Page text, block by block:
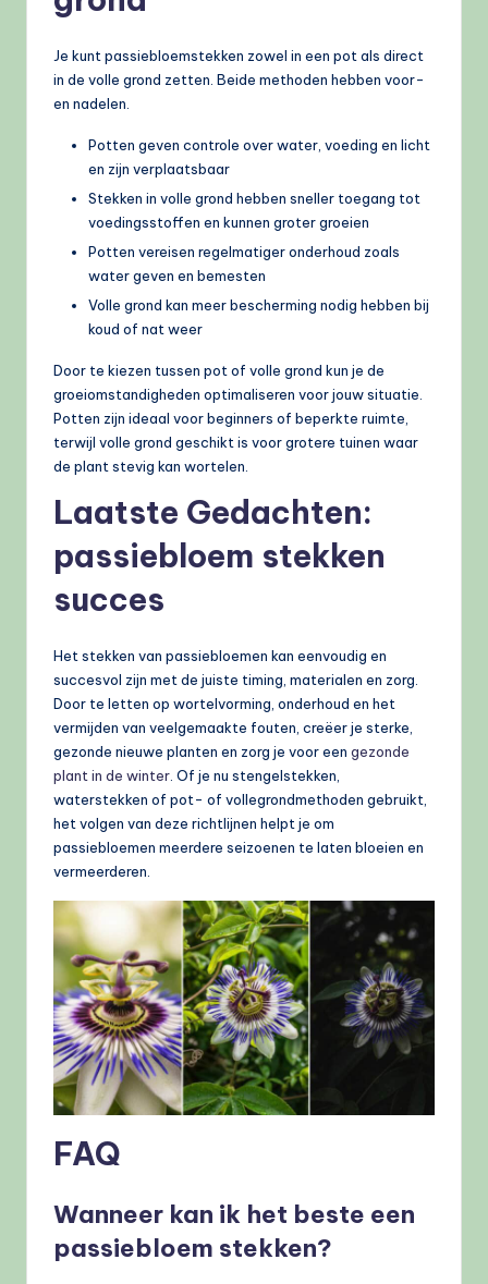
Je kunt passiebloemstekken zowel in een pot als direct
in de volle grond zetten. Beide methoden hebben voor-
en nadelen.
Potten geven controle over water, voeding en licht
en zijn verplaatsbaar
Stekken in volle grond hebben sneller toegang tot
voedingsstoffen en kunnen groter groeien
Potten vereisen regelmatiger onderhoud zoals
water geven en bemesten
Volle grond kan meer bescherming nodig hebben bij
koud of nat weer
Door te kiezen tussen pot of volle grond kun je de
groeiomstandigheden optimaliseren voor jouw situatie.
Potten zijn ideaal voor beginners of beperkte ruimte,
terwijl volle grond geschikt is voor grotere tuinen waar
de plant stevig kan wortelen.
Laatste Gedachten:
passiebloem stekken
succes
Het stekken van passiebloemen kan eenvoudig en
succesvol zijn met de juiste timing, materialen en zorg.
Door te letten op wortelvorming, onderhoud en het
vermijden van veelgemaakte fouten, creëer je sterke,
gezonde nieuwe planten en zorg je voor een gezonde
plant in de winter. Of je nu stengelstekken,
waterstekken of pot- of vollegrondmethoden gebruikt,
het volgen van deze richtlijnen helpt je om
passiebloemen meerdere seizoenen te laten bloeien en
vermeerderen.
FAQ
Wanneer kan ik het beste een
passiebloem stekken?